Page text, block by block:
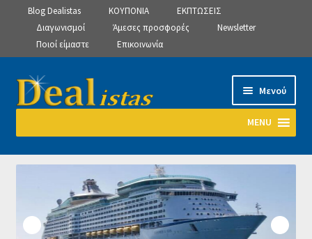
Blog Dealistas ΚΟΥΠΟΝΙΑ
ΕΚΠΤΩΣΕΙΣ
Διαγωνισμοί
Άμεσες προσφορές
Newsletter
Ποιοί είμαστε
Επικοινωνία
Απευθείας
μετάβαση
πλοήγηση
Μετάβαση
σε
Μενού
MENU
Αρχική
Manage Subscriptions
Manage Subscriptions